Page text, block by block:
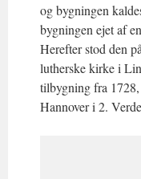
og bygningen
bygningen ejet af
Herefter stod den
lutherske kirke i
tilbygning fra
Hannover i 2.